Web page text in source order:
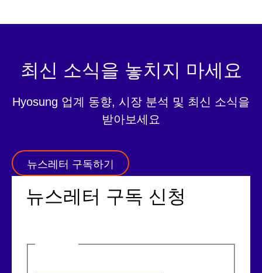
최신 소식을 놓치지 마세요
Hyosung 업계 동향, 시장 분석 및 최신 소식을
받아보세요
뉴스레터 구독하기
뉴스레터 구독 신청